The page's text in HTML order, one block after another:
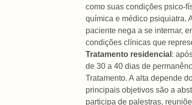
como suas condições psico-
química e médico psiquiatra.
paciente nega a se internar,
condições clínicas que
Tratamento residencial :
de 30 a 40 dias de
Tratamento. A alta depende
principais objetivos são a
participa de palestras,